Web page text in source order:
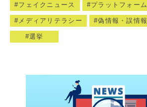
フェイクニュース プラットフォーム
メディアリテラシー 偽情報・誤情報
選挙